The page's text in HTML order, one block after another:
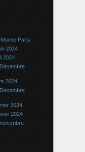
Paris
2024
2024
2024
2024
2024